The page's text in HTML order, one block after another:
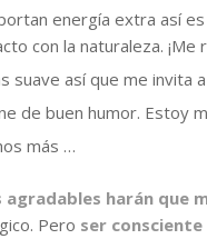
energía extra así
con la naturaleza. ¡Me
suave así que me invita
de buen humor. Estoy
más …
harán que
Pero ser